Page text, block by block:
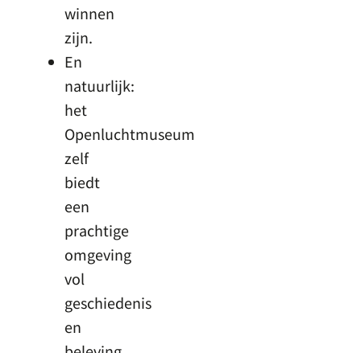
winnen
zijn.
En
natuurlijk:
het
Openluchtmuseum
zelf
biedt
een
prachtige
omgeving
vol
geschiedenis
en